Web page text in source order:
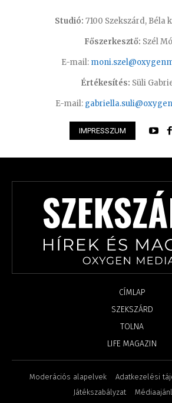
Studió: 7100 Szekszárd, Béla
Főszerkesztő: Szél
E-mail:
Értékesítés: Süli
E-mail:
IMPRESSZUM
CÍMLAP
SZEKSZÁRD
TOLNA
LIFE MAGAZIN
Moderációs alapelvek Adatkezelési
Játékszabályzat